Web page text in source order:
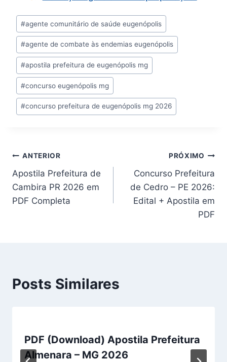
Tags
do
Post:
#agente comunitário de saúde eugenópolis
#agente de combate às endemias eugenópolis
#apostila prefeitura de eugenópolis mg
#concurso eugenópolis mg
#concurso prefeitura de eugenópolis mg 2026
Navegação
de
Post
ANTERIOR
Apostila Prefeitura de
Cambira PR 2026 em
PDF Completa
PRÓXIMO
Concurso Prefeitura
de Cedro – PE 2026:
Edital + Apostila em
PDF
Posts Similares
PDF (Download) Apostila Prefeitura
Almenara – MG 2026